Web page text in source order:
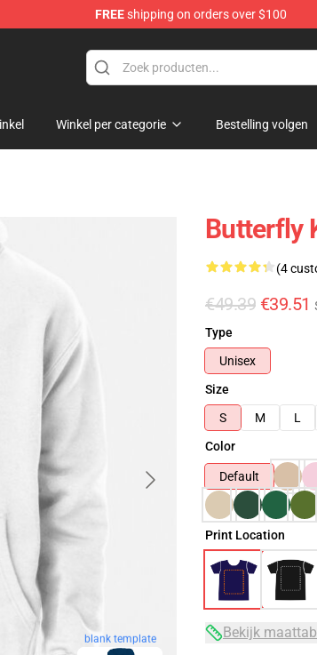
FREEshipping on orders over $100
Winkel per categorie Bestelling volgen
blank template
Butterfly
(4
€49.39 €39.51
Type
Unisex
Size
S
M L
Color
Default
Print Location
Bekijk